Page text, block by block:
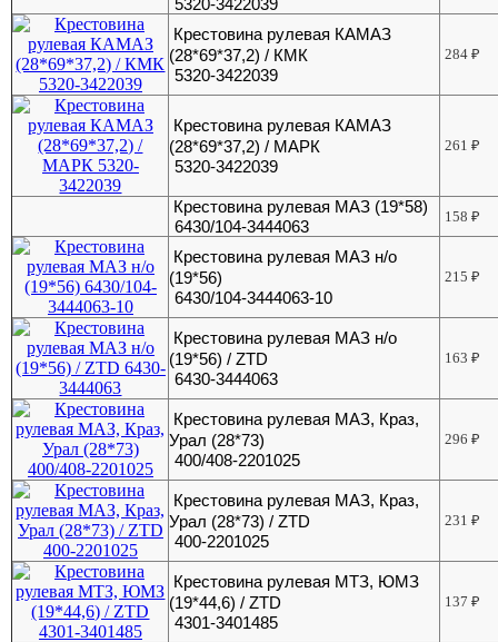
5320-3422039
Крестовина рулевая КАМАЗ
(28*69*37,2) / КМК
5320-3422039
284₽
Крестовина рулевая КАМАЗ
(28*69*37,2) / МАРК
5320-3422039
261₽
Крестовина рулевая МАЗ (19*58)
6430/104-3444063
158₽
Крестовина рулевая МАЗ н/о
(19*56)
6430/104-3444063-10
215₽
Крестовина рулевая МАЗ н/о
(19*56) / ZTD
6430-3444063
163₽
Крестовина рулевая МАЗ, Краз,
Урал (28*73)
400/408-2201025
296₽
Крестовина рулевая МАЗ, Краз,
Урал (28*73) / ZTD
400-2201025
231₽
Крестовина рулевая МТЗ, ЮМЗ
(19*44,6) / ZTD
4301-3401485
137₽